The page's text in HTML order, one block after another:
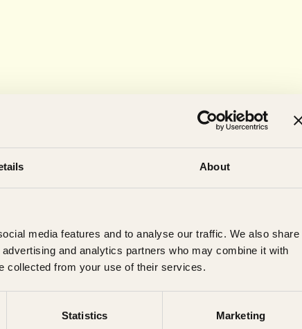
About
media features and to analyse our traffic. We also share
and analytics partners who may combine it with
collected from your use of their services.
Statistics Marketing